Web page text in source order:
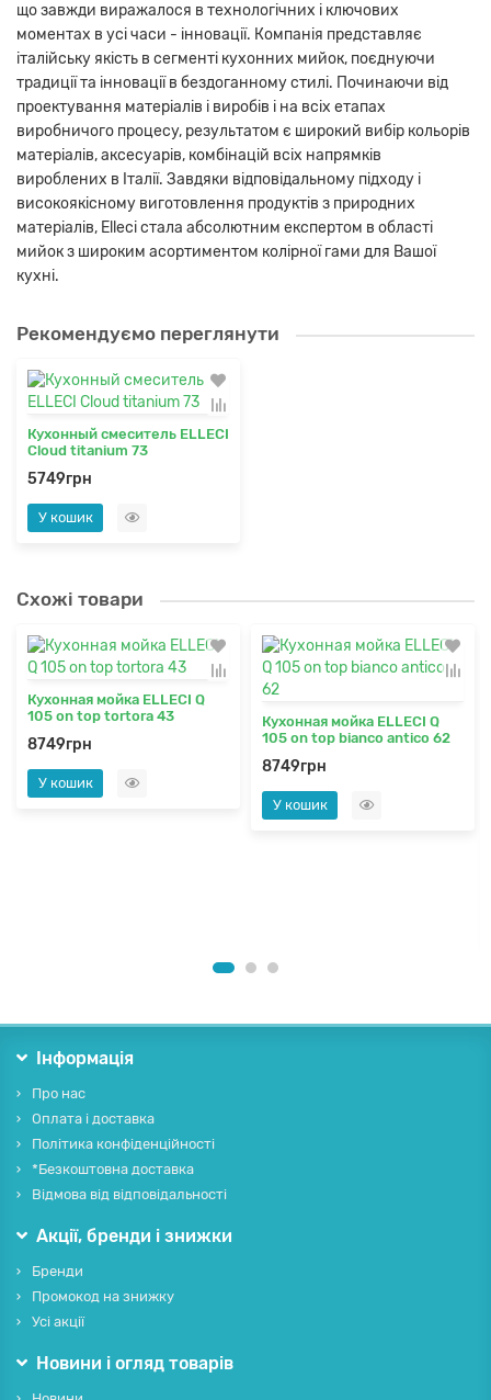
що завжди виражалося в технологічних і ключових
моментах в усі часи - інновації. Компанія представляє
італійську якість в сегменті кухонних мийок, поєднуючи
традиції та інновації в бездоганному стилі. Починаючи від
проектування матеріалів і виробів і на всіх етапах
виробничого процесу, результатом є широкий вибір кольорів
матеріалів, аксесуарів, комбінацій всіх напрямків
вироблених в Італії. Завдяки відповідальному підходу і
високоякісному виготовлення продуктів з природних
матеріалів, Elleci стала абсолютним експертом в області
мийок з широким асортиментом колірної гами для Вашої
кухні.
Рекомендуємо переглянути
Кухонный смеситель ELLECI
Cloud titanium 73
5749грн
У кошик
Схожі товари
Кухонная мойка ELLECI Q
105 on top tortora 43
8749грн
У кошик
Кухонная мойка ELLECI Q
105 on top bianco antico 62
8749грн
У кошик
Інформація
Про нас
Оплата і доставка
Політика конфіденційності
*Безкоштовна доставка
Відмова від відповідальності
Акції, бренди і знижки
Бренди
Промокод на знижку
Усі акції
Новини і огляд товарів